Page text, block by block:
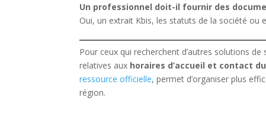
Un professionnel doit-il fournir des
Oui, un extrait Kbis, les statuts de la société
Pour ceux qui recherchent d’autres solutions
relatives aux horaires d’accueil et contact
ressource officielle, permet d’organiser plus
région.